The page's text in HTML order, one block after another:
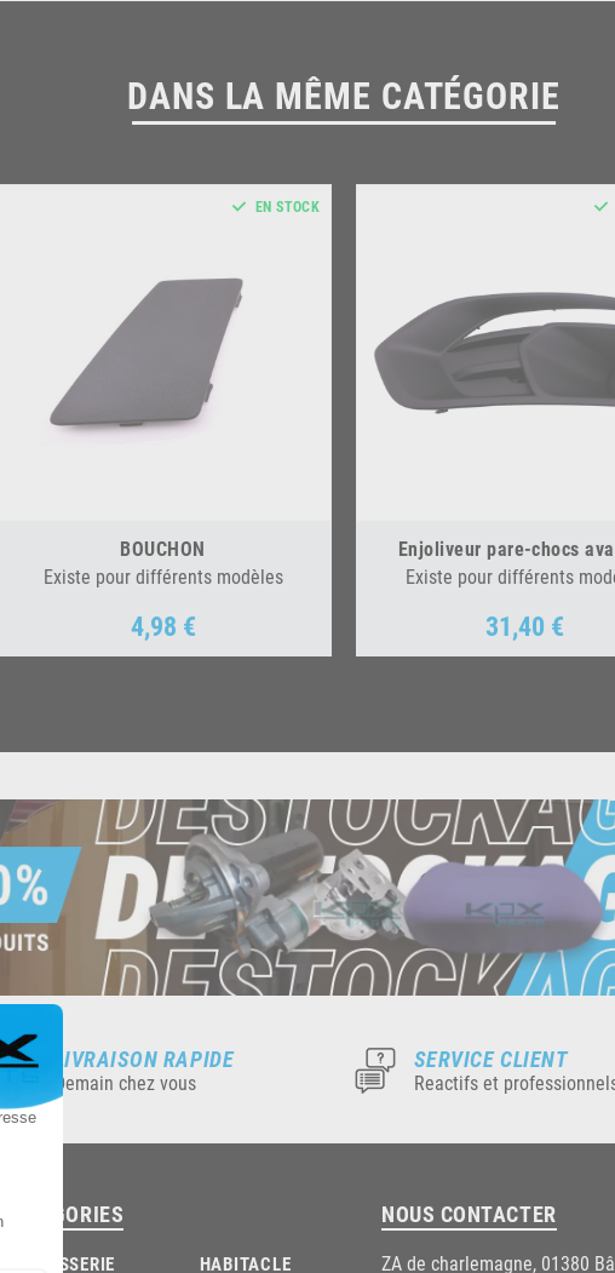
DANS LA MÊME CATÉGORIE
BOUCHON
Existe pour différents modèles
Prix
4,98 €
EN STOCK
Enjoliveur pare-chocs
Existe pour différents
Prix
31,40 €
LIVRAISON RAPIDE
Demain chez vous
SERVICE CLIENT
Reactifs et
CATÉGORIES
CARROSSERIE HABITACLE
NOUS CONTACTER
ZA de charlemagne, 01380